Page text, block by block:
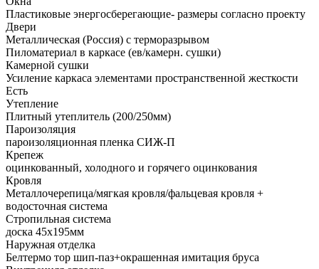
Пластиковые энергосберегающие- размеры согласно проекту
Двери
Металлическая (Россия) с терморазрывом
Пиломатериал в каркасе (ев/камерн. сушки)
Камерной сушки
Усиление каркаса элементами пространственной жесткости
Есть
Утепление
Плитный утеплитель (200/250мм)
Пароизоляция
пароизоляционная пленка СИЖ-П
Крепеж
оцинкованный, холодного и горячего оцинкования
Кровля
Металлочерепица/мягкая кровля/фальцевая кровля +
водосточная система
Стропильная система
доска 45х195мм
Наружная отделка
Белтермо тор шип-паз+окрашенная имитация бруса